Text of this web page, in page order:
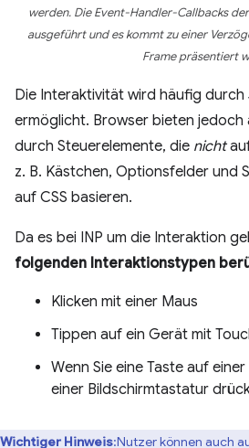
werden. Die Event-Handler-Callbacks
ausgeführt und es kommt zu einer
Frame präsentiert
Die Interaktivität wird häufig durch
ermöglicht. Browser bieten
durch Steuerelemente, die nicht
z. B. Kästchen, Optionsfelder und
auf CSS basieren.
Da es bei INP um die Interaktion
folgenden Interaktionstypen
Klicken mit einer Maus
Tippen auf ein Gerät mit
Wenn Sie eine Taste auf
einer Bildschirmtastatur
Wichtiger Hinweis:Nutzer können auch